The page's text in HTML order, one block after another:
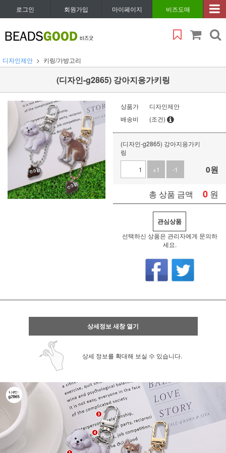
로그인 회원가입 마이페이지 비즈도매
디자인제안 키링/가방고리
(디자인-g2865) 강아지응가키링
상품가
디자인제안
배송비
(조건)
(디자인-g2865) 강아지응가키
링
+1
-1 0원
총 상품 금액 0 원
관심상품
선택하신 상품은 관리자에게 문의하
세요.
상세정보 새창 열기
상세 정보를 확대해 보실 수 있습니다.